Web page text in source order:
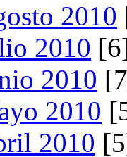
2010
2010
2010
2010
2010